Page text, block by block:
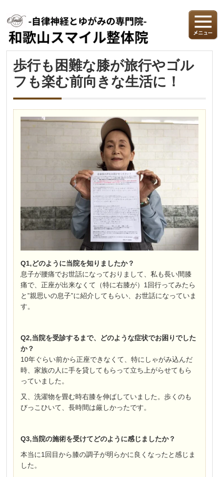
歩行も困難な膝が旅行やゴル
フも楽む前向きな生活に！
Q1,どのように当院を知りましたか？
息子が腰痛でお世話になっておりまして、私も長い間膝
痛で、正座が出来なくて（特に右膝が）1回行ってみたら
と”親思いの息子”に紹介してもらい、お世話になっていま
す。
Q2,当院を受診するまで、どのような症状でお困りでした
か？
10年ぐらい前から正座できなくて、特にしゃがみ込んだ
時、家族の人に手を貸してもらって立ち上がらせてもら
っていました。
又、洗濯物を畳む時右膝を伸ばしていました。歩くのも
びっこひいて、長時間は厳しかったです。
Q3,当院の施術を受けてどのように感じましたか？
本当に1回目から膝の調子が明らかに良くなったと感じま
した。